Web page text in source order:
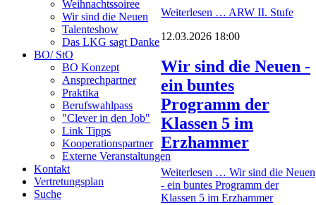
Weihnachtssoiree
Wir sind die Neuen
Talenteshow
Das LKG sagt Danke
BO/ StO
BO Konzept
Ansprechpartner
Praktika
Berufswahlpass
"Clever in den Job"
Link Tipps
Kooperationspartner
Externe Veranstaltungen
Kontakt
Vertretungsplan
Suche
Weiterlesen … ARW II. Stufe
12.03.2026 18:00
Wir sind die Neuen -
ein buntes
Programm der
Klassen 5 im
Erzhammer
Weiterlesen … Wir sind die Neuen
- ein buntes Programm der
Klassen 5 im Erzhammer